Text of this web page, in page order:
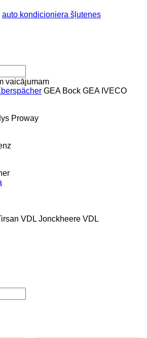
auto kondicioniera šļutenes
vaicājumam
GEA Bock GEA IVECO
Proway
VDL Jonckheere VDL